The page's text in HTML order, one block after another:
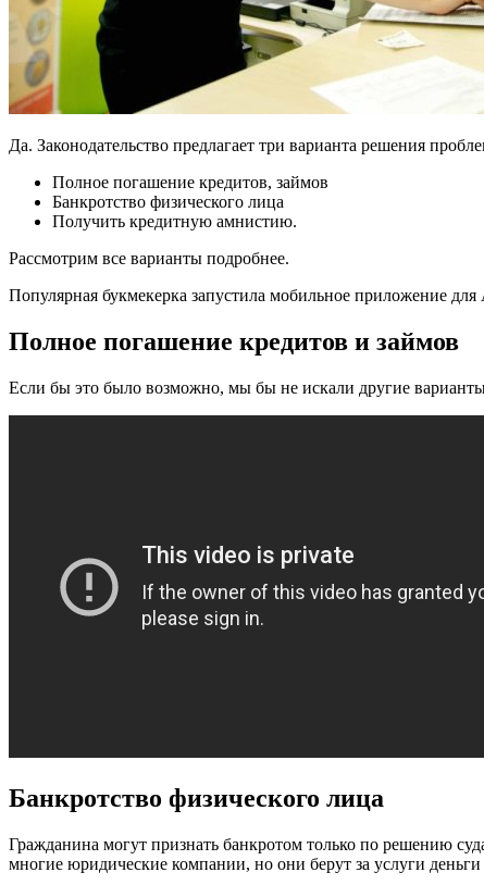
Да. Законодательство предлагает три варианта решения
Полное погашение кредитов, займов
Банкротство физического лица
Получить кредитную амнистию.
Рассмотрим все варианты подробнее.
Популярная букмекерка запустила мобильное приложение
Полное погашение кредитов и займов
Если бы это было возможно, мы бы не искали другие
Банкротство физического лица
Гражданина могут признать банкротом только по решению
многие юридические компании, но они берут за услуги